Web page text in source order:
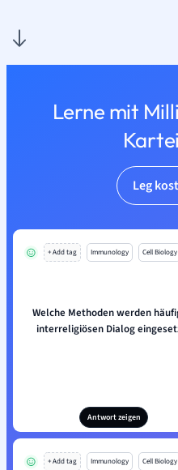
Lerne mit
Leg
+ Add tag Immunology Cell Biology
Welche Methoden werden
interreligiösen Dialog
Antwort zeigen
+ Add tag Immunology Cell Biology